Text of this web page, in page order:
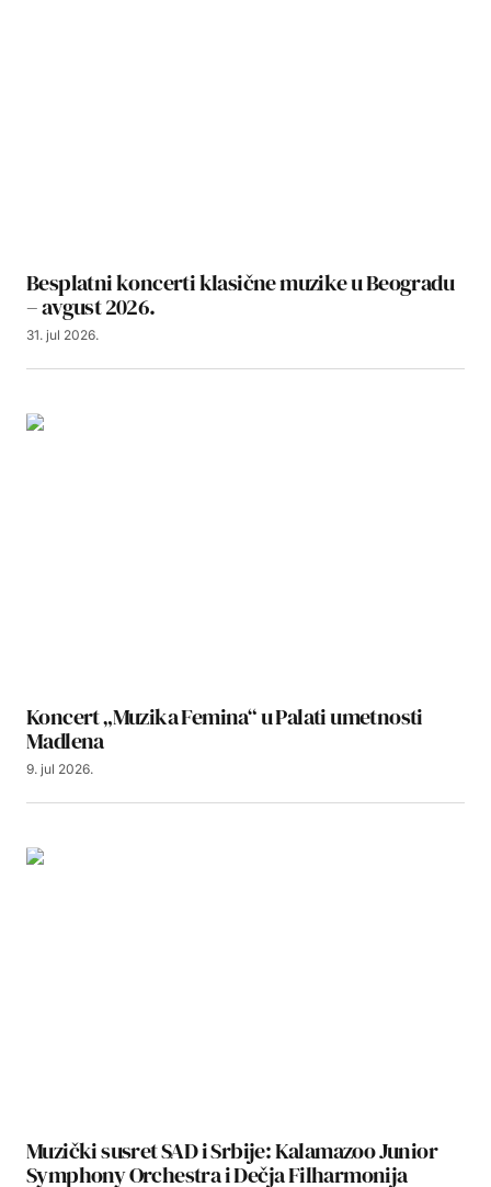
Besplatni koncerti klasične muzike u Beogradu
– avgust 2026.
31. jul 2026.
Koncert „Muzika Femina“ u Palati umetnosti
Madlena
9. jul 2026.
Muzički susret SAD i Srbije: Kalamazoo Junior
Symphony Orchestra i Dečja Filharmonija